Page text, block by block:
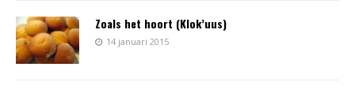
Zoals het hoort (Klok’uus)
14 januari 2015